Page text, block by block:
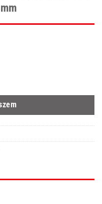
feketére foszfátozott 280